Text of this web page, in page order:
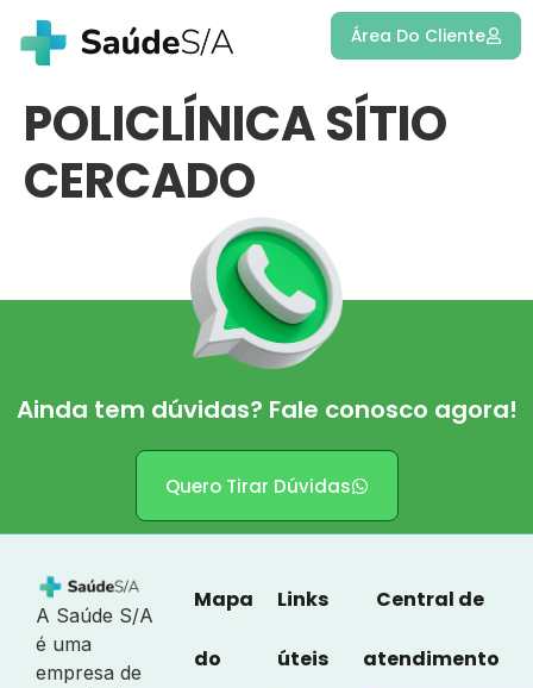
Área Do Cliente
POLICLÍNICA SÍTIO
CERCADO
Ainda tem dúvidas? Fale conosco agora!
Quero Tirar Dúvidas
A Saúde S/A
é uma
empresa de
Mapa
do
Links
úteis
Central de
atendimento